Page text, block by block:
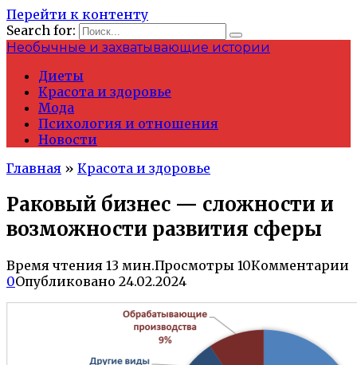
Перейти к контенту
Search for:
Необычные и захватывающие истории
Диеты
Красота и здоровье
Мода
Психология и отношения
Новости
Главная » Красота и здоровье
Раковый бизнес — сложности и
возможности развития сферы
Время чтения 13 мин.Просмотры 10Комментарии
0Опубликовано 24.02.2024